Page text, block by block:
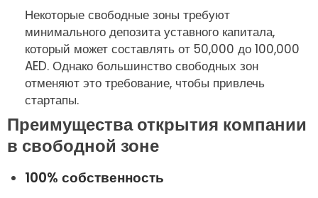
Некоторые свободные зоны требуют
минимального депозита уставного капитала,
который может составлять от 50,000 до 100,000
AED. Однако большинство свободных зон
отменяют это требование, чтобы привлечь
стартапы.
Преимущества открытия компании
в свободной зоне
100% собственность